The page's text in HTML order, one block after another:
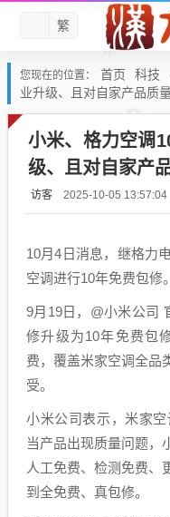
繁
您现在的位置： 首页 科技
业升级、且对自家产品质
小米、格力空调
级、且对自家产
访客 2025-10-05 13:57:04
10月4日消息，继格力
空调进行10年免费包修。
9月19日，@小米公司
修升级为10年免费包
费，覆盖米家空调全品
受。
小米公司表示，米家
当产品出现质量问题，
人工免费、检测免费、
到全免费、真包修。